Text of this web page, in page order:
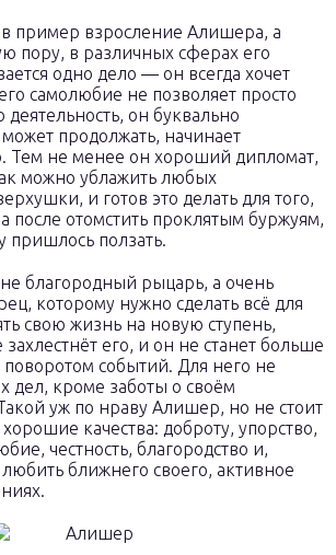
пример взросление Алишера, а
пору, в различных сферах его
одно дело — он всегда хочет
самолюбие не позволяет просто
он буквально
продолжать, начинает
Тем не менее он хороший дипломат,
можно ублажить любых
и готов это делать для того,
после отомстить проклятым буржуям,
пришлось ползать.
благородный рыцарь, а очень
которому нужно сделать всё для
свою жизнь на новую ступень,
его, и он не станет больше
поворотом событий. Для него не
дел, кроме заботы о своём
уж по нраву Алишер, но не стоит
качества: доброту, упорство,
честность, благородство и,
ближнего своего, активное